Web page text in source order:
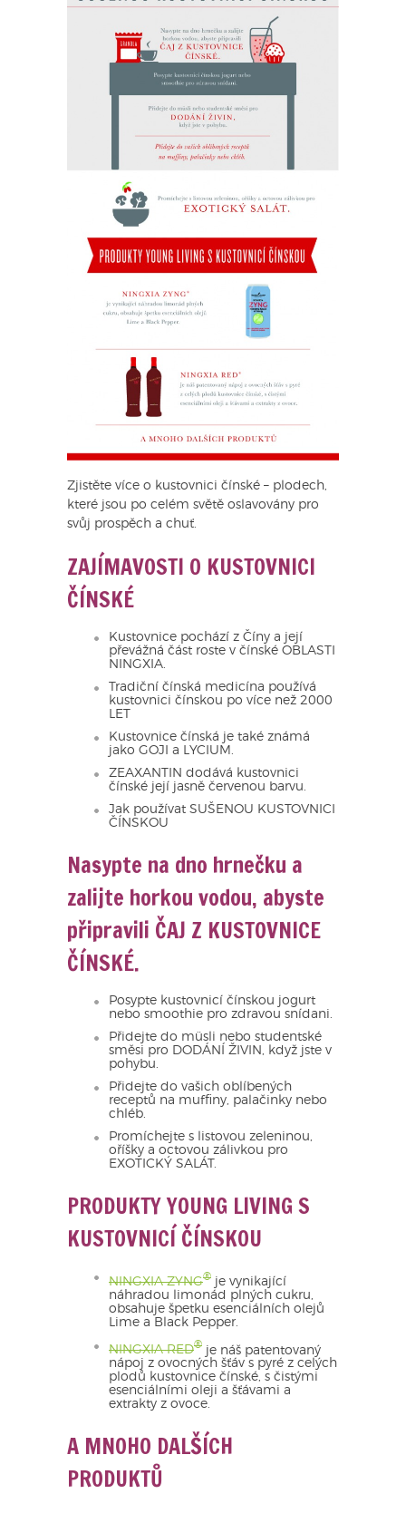
Zjistěte více o kustovnici čínské – plodech,
které jsou po celém světě oslavovány pro
svůj prospěch a chuť.
ZAJÍMAVOSTI O KUSTOVNICI
ČÍNSKÉ
Kustovnice pochází z Číny a její
převážná část roste v čínské OBLASTI
NINGXIA.
Tradiční čínská medicína používá
kustovnici čínskou po více než 2000
LET
Kustovnice čínská je také známá
jako GOJI a LYCIUM.
ZEAXANTIN dodává kustovnici
čínské její jasně červenou barvu.
Jak používat SUŠENOU KUSTOVNICI
ČÍNSKOU
Nasypte na dno hrnečku a
zalijte horkou vodou, abyste
připravili ČAJ Z KUSTOVNICE
Posypte kustovnicí čínskou jogurt
nebo smoothie pro zdravou snídani.
Přidejte do müsli nebo studentské
směsi pro DODÁNÍ ŽIVIN, když jste v
pohybu.
Přidejte do vašich oblíbených
receptů na muffiny, palačinky nebo
chléb.
Promíchejte s listovou zeleninou,
oříšky a octovou zálivkou pro
EXOTICKÝ SALÁT.
PRODUKTY YOUNG LIVING S
KUSTOVNICÍ ČÍNSKOU
NINGXIA ZYNG® je vynikající
náhradou limonád plných cukru,
obsahuje špetku esenciálních olejů
Lime a Black Pepper.
NINGXIA RED® je náš patentovaný
nápoj z ovocných šťáv s pyré z celých
plodů kustovnice čínské, s čistými
esenciálními oleji a šťávami a
extrakty z ovoce.
A MNOHO DALŠÍCH
PRODUKTŮ